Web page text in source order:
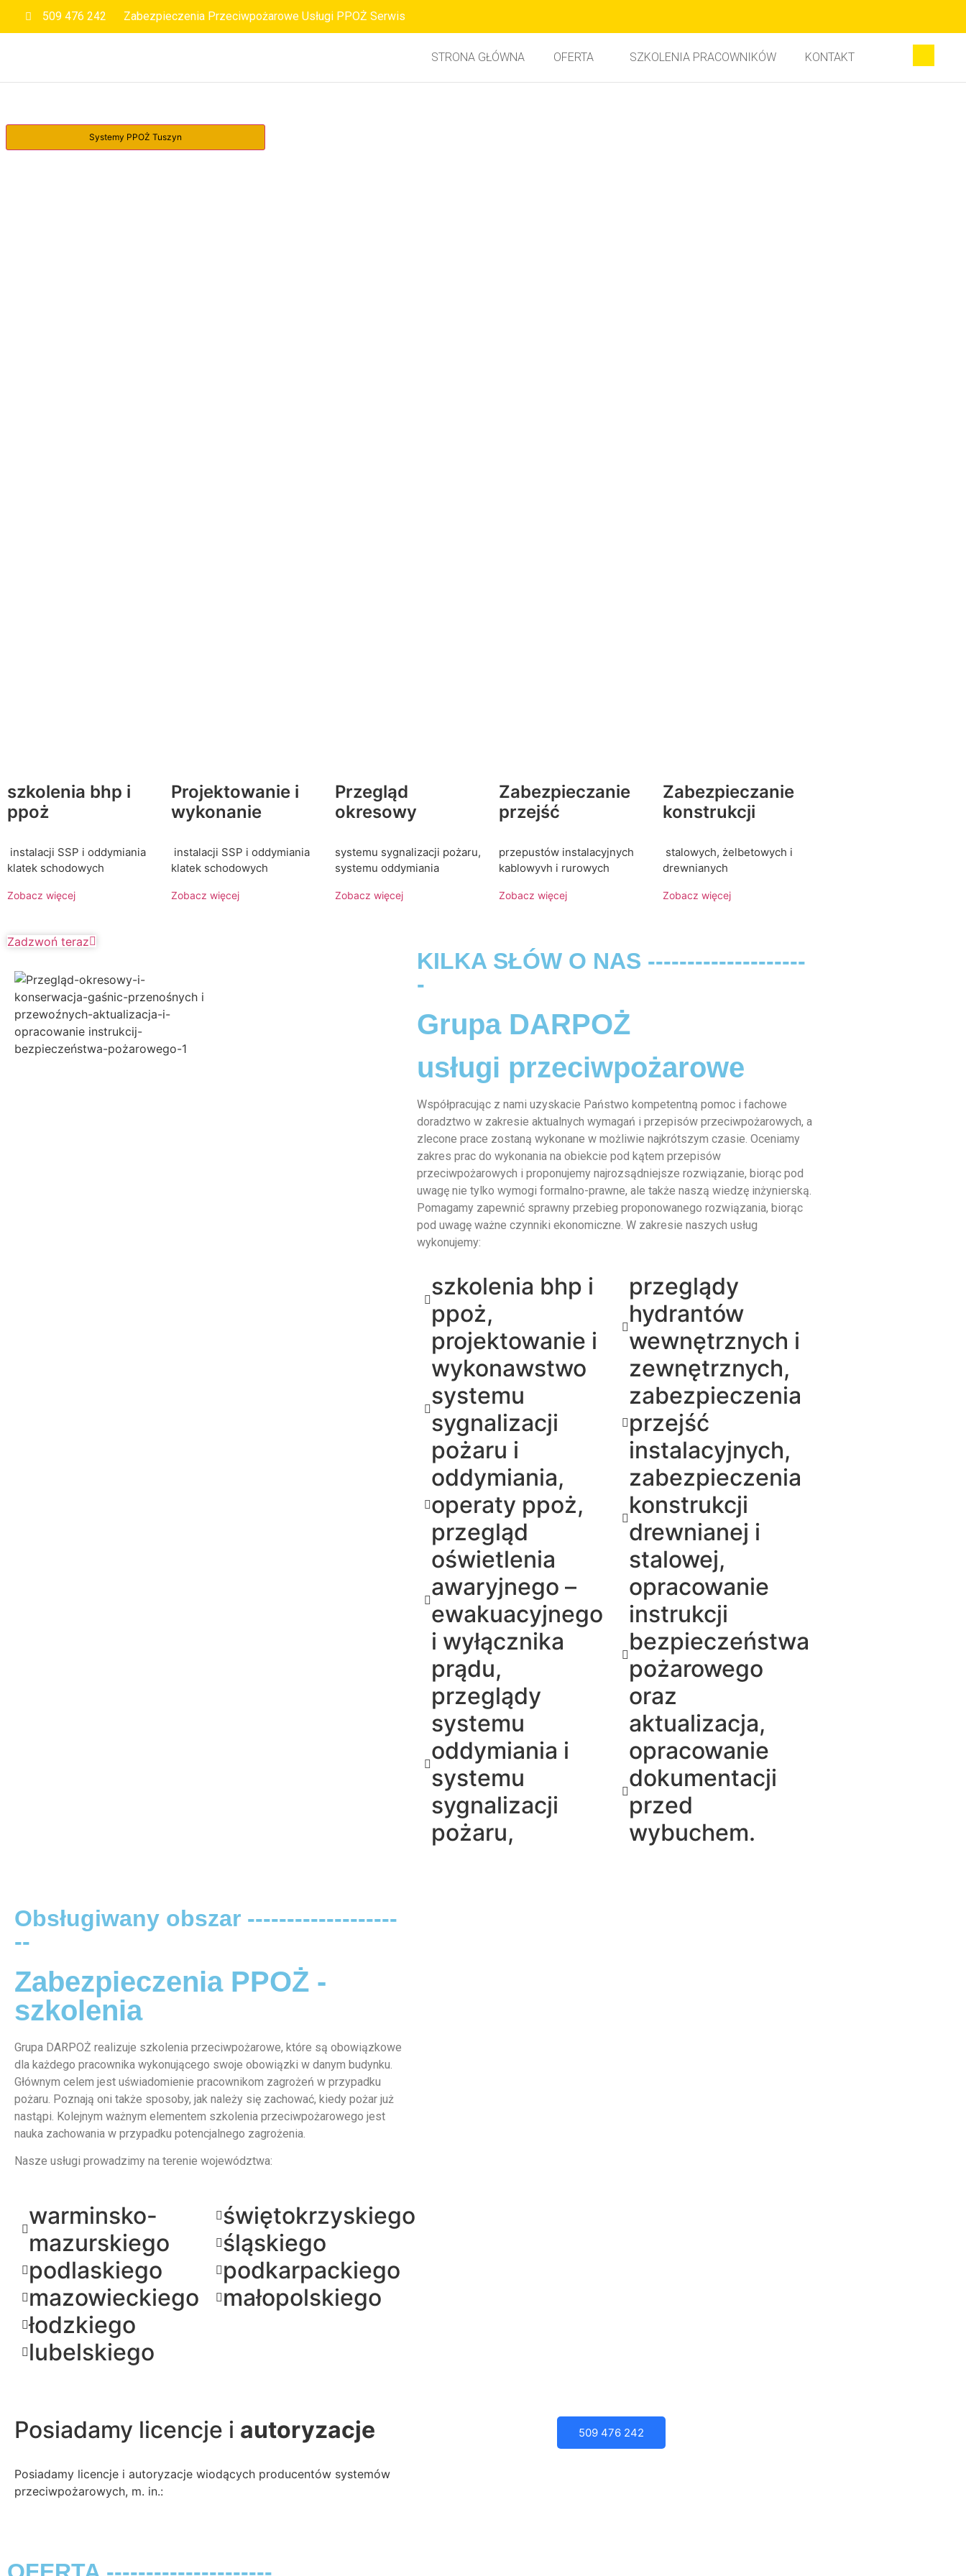
509 476 242 Zabezpieczenia Przeciwpożarowe Usługi PPOŻ Serwis
STRONA GŁÓWNA OFERTA SZKOLENIA PRACOWNIKÓW KONTAKT
szkolenia bhp i
ppoż
instalacji SSP i oddymiania
klatek schodowych
Zobacz więcej
Projektowanie i
wykonanie
instalacji SSP i oddymiania
klatek schodowych
Zobacz więcej
Przegląd
okresowy
systemu sygnalizacji pożaru,
systemu oddymiania
Zobacz więcej
Zabezpieczanie
przejść
przepustów instalacyjnych
kablowyvh i rurowych
Zobacz więcej
Zabezpieczanie
konstrukcji
stalowych, żelbetowych i
drewnianych
Zobacz więcej
Zadzwoń teraz
KILKA SŁÓW O NAS --------------------
-
Grupa DARPOŻ
usługi przeciwpożarowe
Współpracując z nami uzyskacie Państwo kompetentną pomoc i fachowe
doradztwo w zakresie aktualnych wymagań i przepisów przeciwpożarowych, a
zlecone prace zostaną wykonane w możliwie najkrótszym czasie. Oceniamy
zakres prac do wykonania na obiekcie pod kątem przepisów
przeciwpożarowych i proponujemy najrozsądniejsze rozwiązanie, biorąc pod
uwagę nie tylko wymogi formalno-prawne, ale także naszą wiedzę inżynierską.
Pomagamy zapewnić sprawny przebieg proponowanego rozwiązania, biorąc
pod uwagę ważne czynniki ekonomiczne. W zakresie naszych usług
wykonujemy:
szkolenia bhp i
ppoż,
projektowanie i
wykonawstwo
systemu
sygnalizacji
pożaru i
oddymiania,
operaty ppoż,
przegląd
oświetlenia
awaryjnego –
ewakuacyjnego
i wyłącznika
prądu,
przeglądy
systemu
oddymiania i
systemu
sygnalizacji
pożaru,
przeglądy
hydrantów
wewnętrznych i
zewnętrznych,
zabezpieczenia
przejść
instalacyjnych,
zabezpieczenia
konstrukcji
drewnianej i
stalowej,
opracowanie
instrukcji
bezpieczeństwa
pożarowego
oraz
aktualizacja,
opracowanie
dokumentacji
przed
wybuchem.
Obsługiwany obszar -------------------
--
Zabezpieczenia PPOŻ -
szkolenia
Grupa DARPOŻ realizuje szkolenia przeciwpożarowe, które są obowiązkowe
dla każdego pracownika wykonującego swoje obowiązki w danym budynku.
Głównym celem jest uświadomienie pracownikom zagrożeń w przypadku
pożaru. Poznają oni także sposoby, jak należy się zachować, kiedy pożar już
nastąpi. Kolejnym ważnym elementem szkolenia przeciwpożarowego jest
nauka zachowania w przypadku potencjalnego zagrożenia.
Nasze usługi prowadzimy na terenie województwa:
warminsko-
mazurskiego
podlaskiego
mazowieckiego
łodzkiego
lubelskiego
świętokrzyskiego
śląskiego
podkarpackiego
małopolskiego
Posiadamy licencje i autoryzacje
Posiadamy licencje i autoryzacje wiodących producentów systemów
przeciwpożarowych, m. in.:
509 476 242